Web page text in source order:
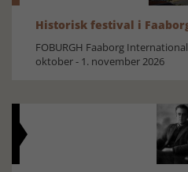
Historisk festival i
FOBURGH Faaborg
oktober - 1. november 2026